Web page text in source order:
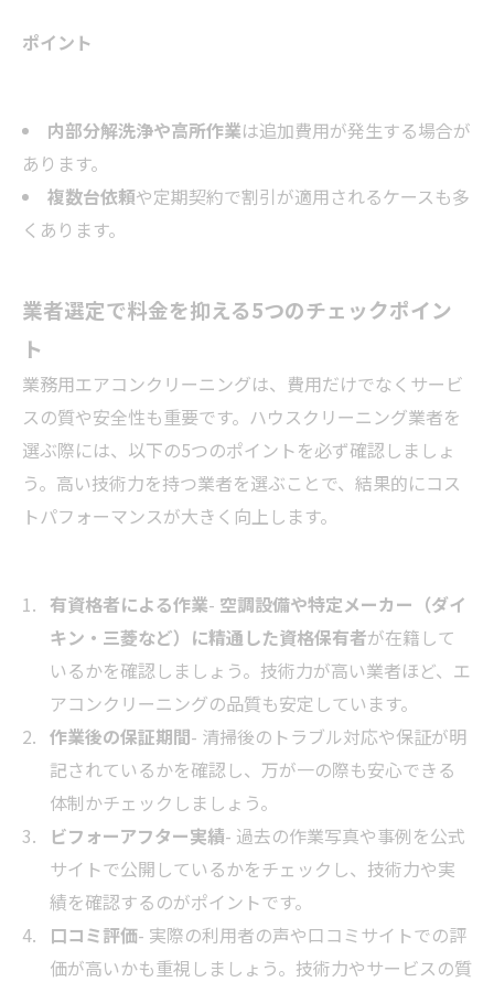
ポイント
内部分解洗浄や高所作業は追加費用が発生する場合が
あります。
複数台依頼や定期契約で割引が適用されるケースも多
くあります。
業者選定で料金を抑える5つのチェックポイン
ト
業務用エアコンクリーニングは、費用だけでなくサービ
スの質や安全性も重要です。ハウスクリーニング業者を
選ぶ際には、以下の5つのポイントを必ず確認しましょ
う。高い技術力を持つ業者を選ぶことで、結果的にコス
トパフォーマンスが大きく向上します。
有資格者による作業- 空調設備や特定メーカー（ダイ
キン・三菱など）に精通した資格保有者が在籍して
いるかを確認しましょう。技術力が高い業者ほど、エ
アコンクリーニングの品質も安定しています。
作業後の保証期間- 清掃後のトラブル対応や保証が明
記されているかを確認し、万が一の際も安心できる
体制かチェックしましょう。
ビフォーアフター実績- 過去の作業写真や事例を公式
サイトで公開しているかをチェックし、技術力や実
績を確認するのがポイントです。
口コミ評価- 実際の利用者の声や口コミサイトでの評
価が高いかも重視しましょう。技術力やサービスの質